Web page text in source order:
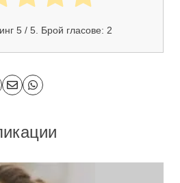
5/ 5. Брой гласове: 2